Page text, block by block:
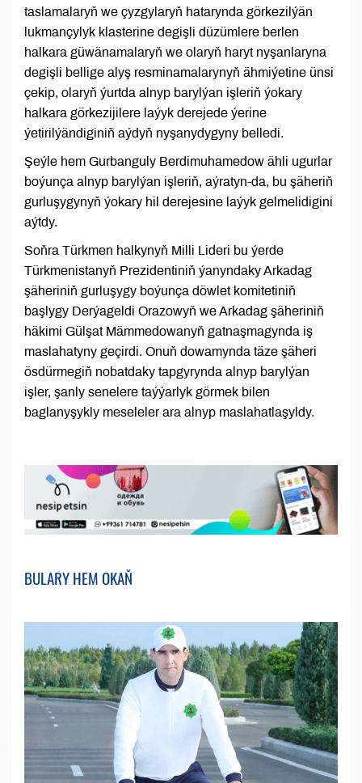
taslamalaryň we çyzgylaryň hatarynda görkezilýän
lukmançylyk klasterine degişli düzümlere berlen
halkara güwänamalaryň we olaryň haryt nyşanlaryna
degişli bellige alyş resminamalarynyň ähmiýetine ünsi
çekip, olaryň ýurtda alnyp barylýan işleriň ýokary
halkara görkezijilere laýyk derejede ýerine
ýetirilýändiginiň aýdyň nyşanydygyny belledi.
Şeýle hem Gurbanguly Berdimuhamedow ähli ugurlar
boýunça alnyp barylýan işleriň, aýratyn-da, bu şäheriň
gurluşygynyň ýokary hil derejesine laýyk gelmelidigini
aýtdy.
Soňra Türkmen halkynyň Milli Lideri bu ýerde
Türkmenistanyň Prezidentiniň ýanyndaky Arkadag
şäheriniň gurluşygy boýunça döwlet komitetiniň
başlygy Derýageldi Orazowyň we Arkadag şäheriniň
häkimi Gülşat Mämmedowanyň gatnaşmagynda iş
maslahatyny geçirdi. Onuň dowamynda täze şäheri
ösdürmegiň nobatdaky tapgyrynda alnyp barylýan
işler, şanly senelere taýýarlyk görmek bilen
baglanyşykly meseleler ara alnyp maslahatlaşyldy.
BULARY HEM OKAŇ